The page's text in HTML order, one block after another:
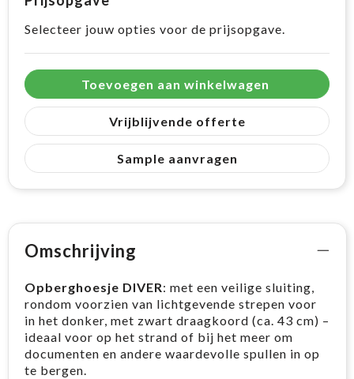
Selecteer jouw opties voor de prijsopgave.
Toevoegen aan winkelwagen
Vrijblijvende offerte
Sample aanvragen
Omschrijving
Opberghoesje DIVER: met een veilige sluiting,
rondom voorzien van lichtgevende strepen voor
in het donker, met zwart draagkoord (ca. 43 cm) –
ideaal voor op het strand of bij het meer om
documenten en andere waardevolle spullen in op
te bergen.